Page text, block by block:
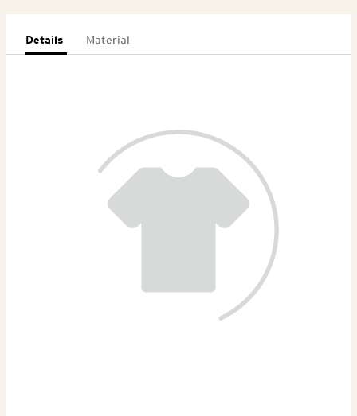
Details Material